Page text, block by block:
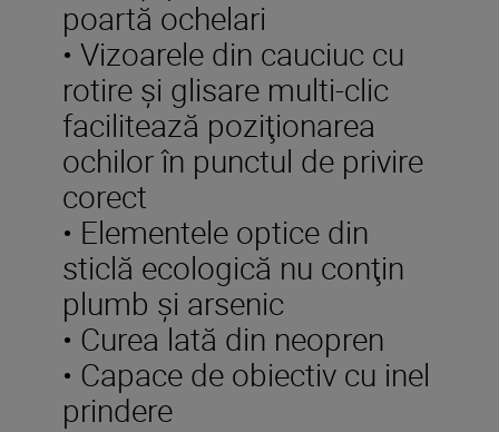
poartă ochelari
• Vizoarele din cauciuc cu
rotire și glisare multi-clic
facilitează poziţionarea
ochilor în punctul de privire
corect
• Elementele optice din
sticlă ecologică nu conţin
plumb şi arsenic
• Curea lată din neopren
• Capace de obiectiv cu inel
prindere